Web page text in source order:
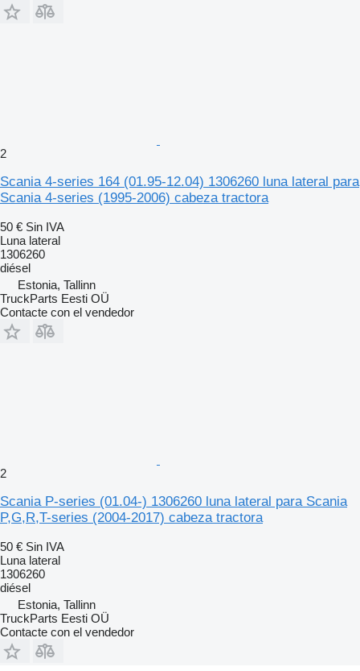
2
Scania 4-series 164 (01.95-12.04) 1306260 luna lateral para
Scania 4-series (1995-2006) cabeza tractora
50 € Sin IVA
Luna lateral
1306260
diésel
Estonia, Tallinn
TruckParts Eesti OÜ
Contacte con el vendedor
2
Scania P-series (01.04-) 1306260 luna lateral para Scania
P,G,R,T-series (2004-2017) cabeza tractora
50 € Sin IVA
Luna lateral
1306260
diésel
Estonia, Tallinn
TruckParts Eesti OÜ
Contacte con el vendedor